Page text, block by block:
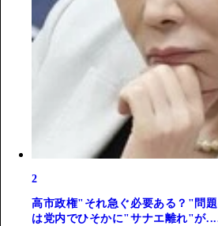
2
高市政権"それ急ぐ必要ある？"問
は党内でひそかに"サナエ離れ"が